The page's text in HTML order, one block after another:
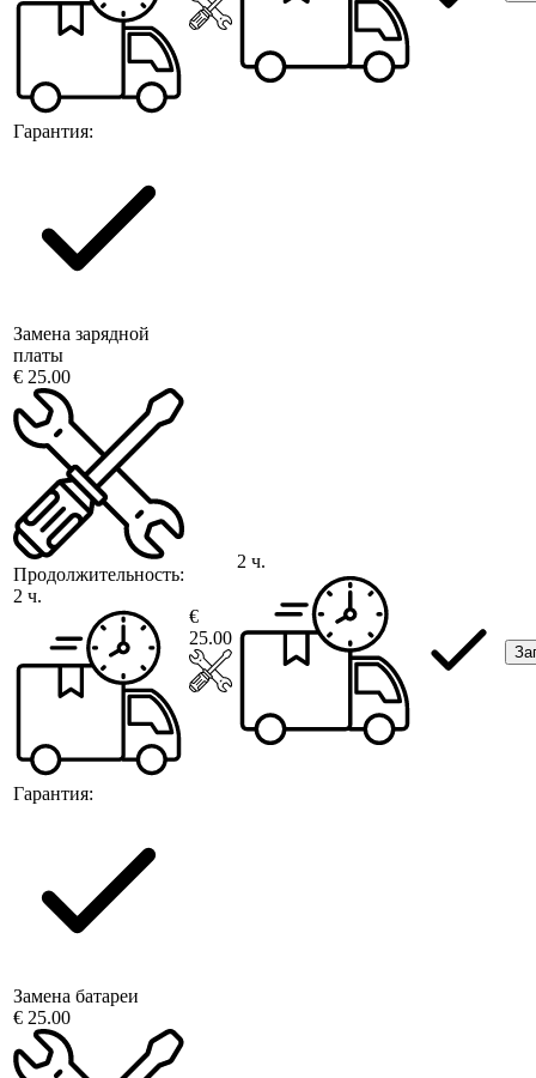
Гарантия:
Замена зарядной
платы
€ 25.00
Продолжительность:
2 ч.
Гарантия:
€
25.00
2 ч.
Замена батареи
€ 25.00